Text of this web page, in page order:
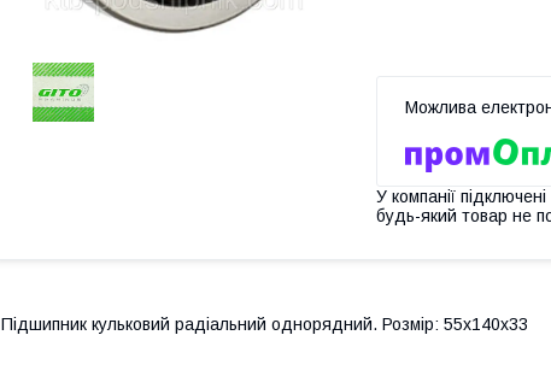
У компанії
будь-який товар не
Підшипник кульковий радіальний однорядний. Розмір: 55х140х33